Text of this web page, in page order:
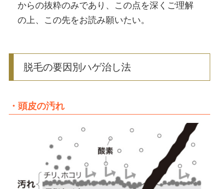
からの抜粋のみであり、この点を深くご理解
の上、この先をお読み願いたい。
脱毛の要因別ハゲ治し法
・頭皮の汚れ